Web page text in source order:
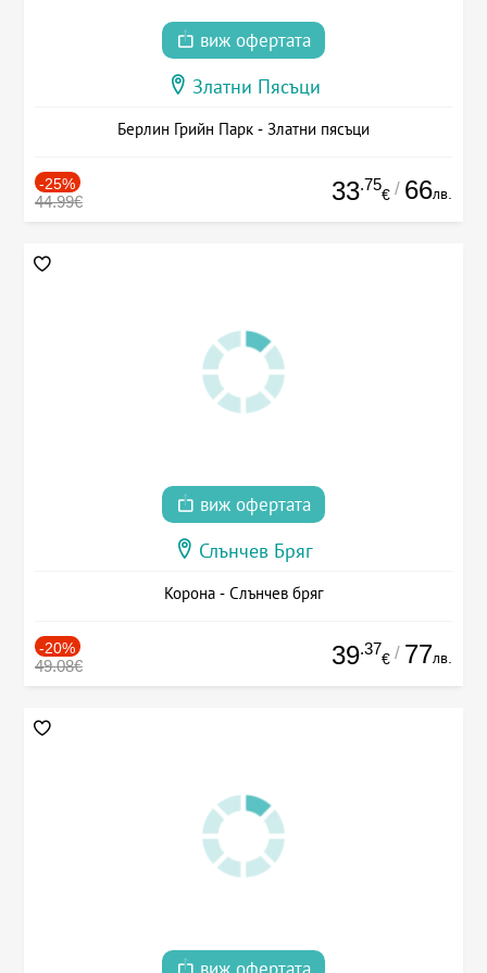
виж офертата
Златни Пясъци
Берлин Грийн Парк - Златни пясъци
-25%
44.99€ 33.75
€ / 66лв.
виж офертата
Слънчев Бряг
Корона - Слънчев бряг
-20%
49.08€ 39.37
€ / 77лв.
виж офертата